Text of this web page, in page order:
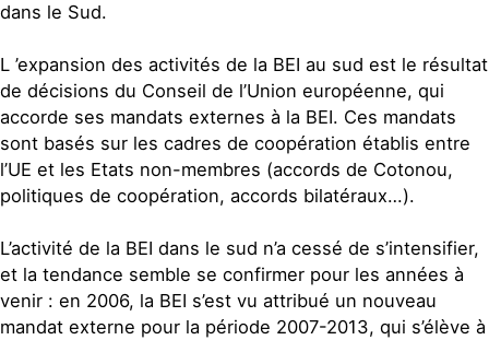
dans le Sud.
L ’expansion des activités de la BEI au sud est le résultat
de décisions du Conseil de l’Union européenne, qui
accorde ses mandats externes à la BEI. Ces mandats
sont basés sur les cadres de coopération établis entre
l’UE et les Etats non-membres (accords de Cotonou,
politiques de coopération, accords bilatéraux…).
L’activité de la BEI dans le sud n’a cessé de s’intensifier,
et la tendance semble se confirmer pour les années à
venir : en 2006, la BEI s’est vu attribué un nouveau
mandat externe pour la période 2007-2013, qui s’élève à